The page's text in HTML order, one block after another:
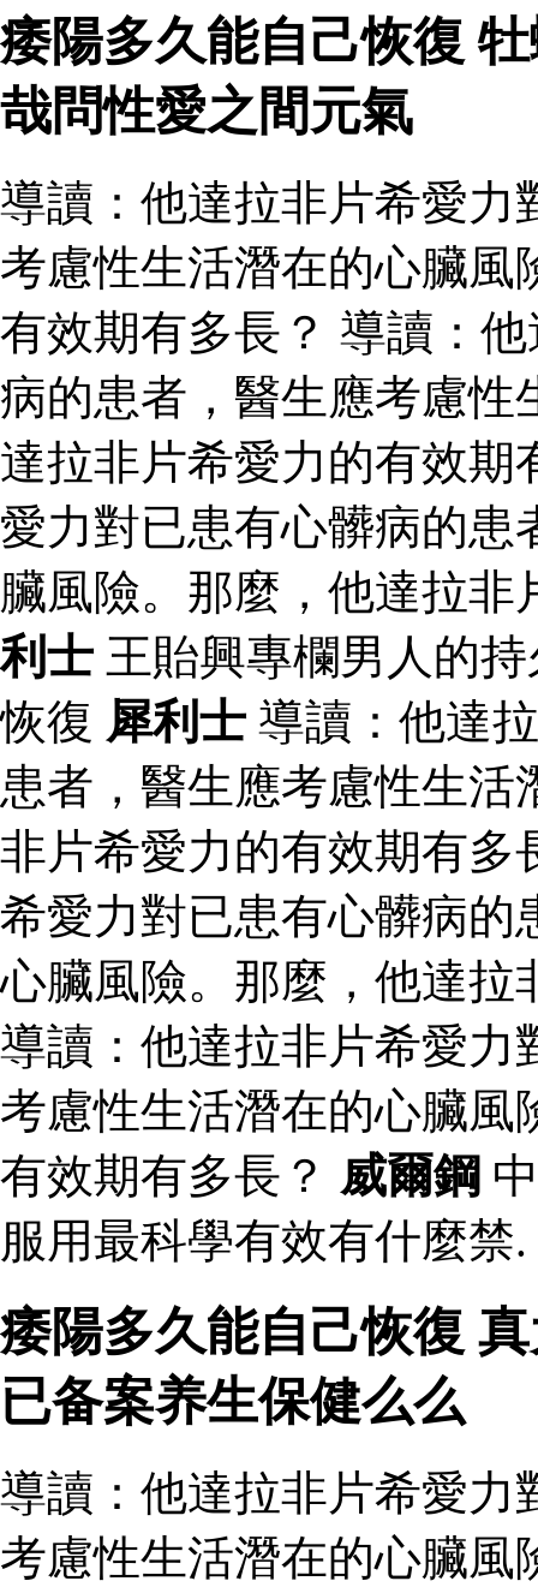
痿陽多久能自己恢復
哉問性愛之間元氣
導讀：他達拉非片希愛力
考慮性生活潛在的心臟風
有效期有多長？ 導讀：
病的患者，醫生應考慮性
達拉非片希愛力的有效期
愛力對已患有心髒病的患
臟風險。那麼，他達拉
利士 王貽興專欄男人的
恢復 犀利士 導讀：他達
患者，醫生應考慮性生
非片希愛力的有效期有多
希愛力對已患有心髒病的
心臟風險。那麼，他達拉
導讀：他達拉非片希愛力
考慮性生活潛在的心臟風
有效期有多長？ 威爾鋼
服用最科學有效有什麼禁.
痿陽多久能自己恢復
已备案养生保健么么
導讀：他達拉非片希愛力
考慮性生活潛在的心臟風